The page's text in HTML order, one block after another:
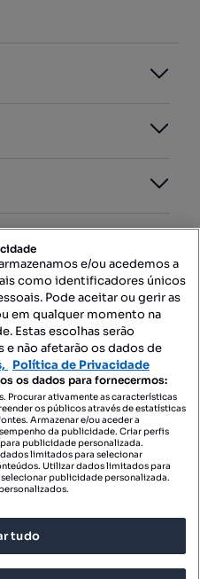
NOS:
NA:
e/ou acedemos a
como identificadores únicos
Pode aceitar ou gerir as
em qualquer momento na
Estas escolhas serão
e não afetarão os dados de
Política de Privacidade
os dados para fornecermos:
Procurar ativamente as características
os públicos através de estatísticas
Armazenar e/ou aceder a
da publicidade. Criar perfis
publicidade personalizada.
limitados para selecionar
Utilizar dados limitados para
publicidade personalizada.
tudo